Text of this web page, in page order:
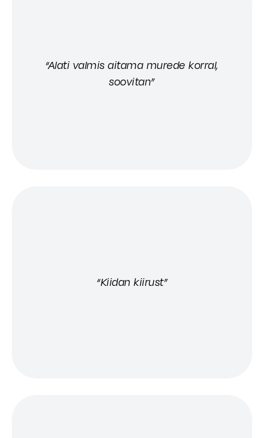
“Alati valmis aitama murede korral,
soovitan”
“Kiidan kiirust”